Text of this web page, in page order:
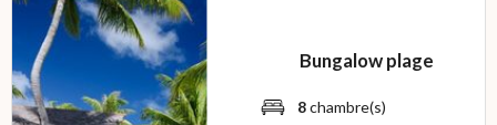
Bungalow plage
8chambre(s)